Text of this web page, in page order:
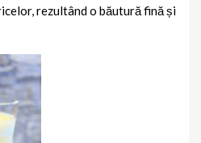
rezultând o băutură fină și